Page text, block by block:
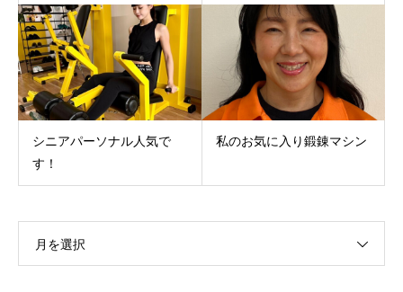
シニアパーソナル人気で
す！
私のお気に入り鍛錬マシン
月を選択